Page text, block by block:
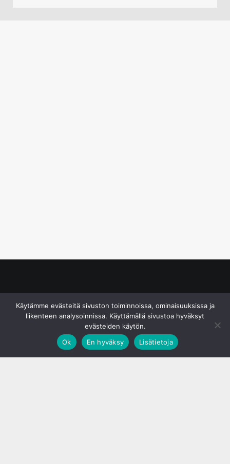
Käytämme evästeitä sivuston toiminnoissa, ominaisuuksissa ja
liikenteen analysoinnissa. Käyttämällä sivustoa hyväksyt
evästeiden käytön.
Ok
En hyväksy Lisätietoja